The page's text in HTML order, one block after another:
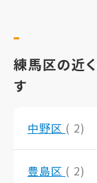
練馬区の近
す
中野区 ( 2)
豊島区 ( 2)